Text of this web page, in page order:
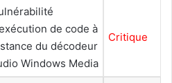
de code à
du décodeur
Windows Media
Critique